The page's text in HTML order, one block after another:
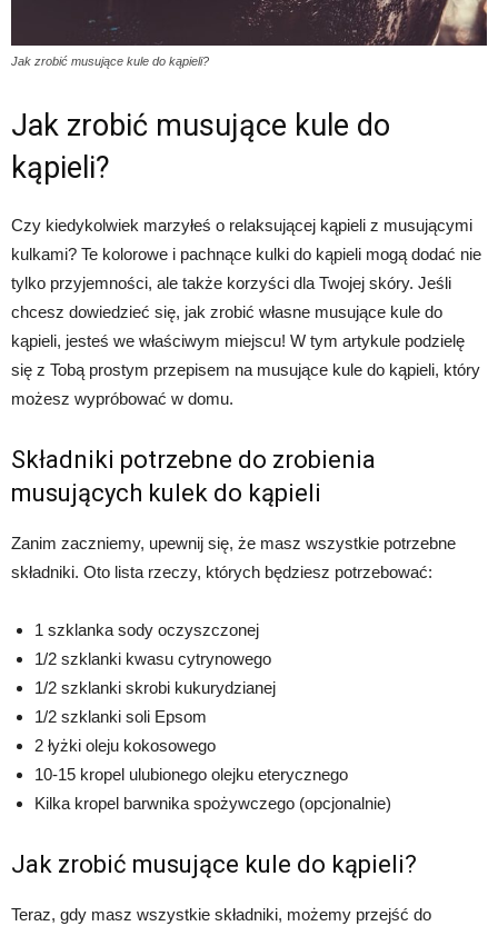
Jak zrobić musujące kule do kąpieli?
Jak zrobić musujące kule do
kąpieli?
Czy kiedykolwiek marzyłeś o relaksującej kąpieli z musującymi
kulkami? Te kolorowe i pachnące kulki do kąpieli mogą dodać nie
tylko przyjemności, ale także korzyści dla Twojej skóry. Jeśli
chcesz dowiedzieć się, jak zrobić własne musujące kule do
kąpieli, jesteś we właściwym miejscu! W tym artykule podzielę
się z Tobą prostym przepisem na musujące kule do kąpieli, który
możesz wypróbować w domu.
Składniki potrzebne do zrobienia
musujących kulek do kąpieli
Zanim zaczniemy, upewnij się, że masz wszystkie potrzebne
składniki. Oto lista rzeczy, których będziesz potrzebować:
1 szklanka sody oczyszczonej
1/2 szklanki kwasu cytrynowego
1/2 szklanki skrobi kukurydzianej
1/2 szklanki soli Epsom
2 łyżki oleju kokosowego
10-15 kropel ulubionego olejku eterycznego
Kilka kropel barwnika spożywczego (opcjonalnie)
Jak zrobić musujące kule do kąpieli?
Teraz, gdy masz wszystkie składniki, możemy przejść do